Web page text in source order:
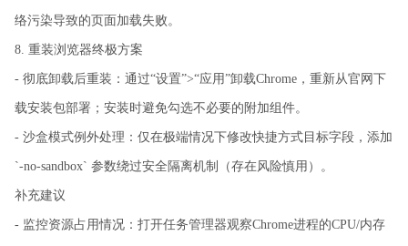
络污染导致的页面加载失败。
8. 重装浏览器终极方案
- 彻底卸载后重装：通过“设置”>“应用”卸载Chrome，重新从官网下
载安装包部署；安装时避免勾选不必要的附加组件。
- 沙盒模式例外处理：仅在极端情况下修改快捷方式目标字段，添加
`-no-sandbox` 参数绕过安全隔离机制（存在风险慎用）。
补充建议
- 监控资源占用情况：打开任务管理器观察Chrome进程的CPU/内存